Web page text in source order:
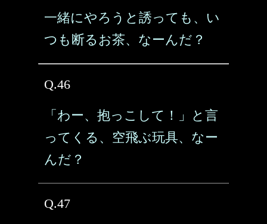
一緒にやろうと誘っても、い
つも断るお茶、なーんだ？
Q.46
「わー、抱っこして！」と言
ってくる、空飛ぶ玩具、なー
んだ？
Q.47